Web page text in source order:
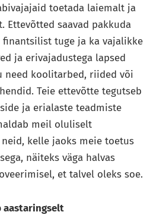
toetada laiemalt ja
Ettevõtted saavad pakkuda
finantsilist tuge ja ka vajalikke
ja erivajadustega lapsed
need koolitarbed, riided või
Teie ettevõtte tegutseb
ja erialaste teadmiste
meil oluliselt
kelle jaoks meie toetus
näiteks väga halvas
et talvel oleks soe.
aastaringselt